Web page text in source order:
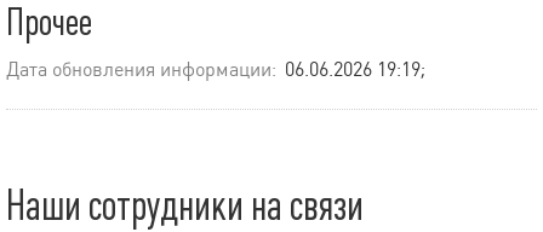
Прочее
Дата обновления информации: 06.06.2026 19:19;
Наши сотрудники на связи